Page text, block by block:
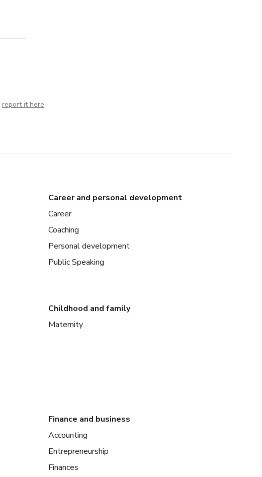
report it here
Career and personal development
Career
Coaching
Personal development
Public Speaking
Childhood and family
Maternity
Finance and business
Accounting
Entrepreneurship
Finances